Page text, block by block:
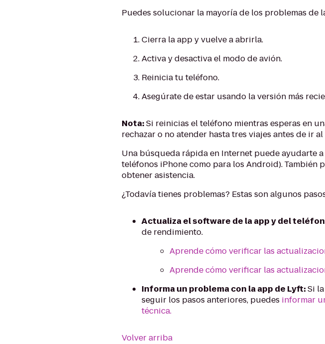
Puedes solucionar la mayoría de los problemas de
Cierra la app y vuelve a abrirla.
Activa y desactiva el modo de avión.
Reinicia tu teléfono.
Asegúrate de estar usando la versión más
Nota:Si reinicias el teléfono mientras esperas en
rechazar o no atender hasta tres viajes antes de ir
Una búsqueda rápida en Internet puede ayudarte
teléfonos iPhone como para los Android).
obtener asistencia.
¿Todavía tienes problemas? Estas son algunos
Actualiza el software de la app y del
de rendimiento.
Aprende cómo verificar las
Aprende cómo verificar las
Informa un problema con la app de Lyft:Si
seguir los pasos anteriores, puedes informar
técnica.
Volver arriba